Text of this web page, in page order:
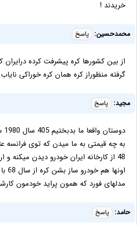
خریدند !
محمدحسین: پاسخ
از بین کشورها کره پیشرفت کرده درایران
گرفته منظوراز کره همان کره خوراکی
مجید: پاسخ
به چه قیمتی به ما میدن که توی فرانسه
48 از کارخانه ایران خودرو دیدن میکنه
مدلهای فورد که همون پراید خودمون
حامد: پاسخ